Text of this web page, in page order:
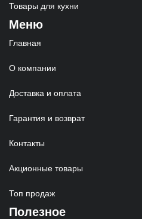
Товары для кухни
Меню
Главная
О компании
Доставка и оплата
Гарантия и возврат
Контакты
Акционные товары
Топ продаж
Полезное